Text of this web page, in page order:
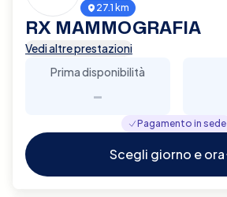
27.1 km
RX MAMMOGRAFIA
Vedi altre prestazioni
Prima disponibilità
-
Pagamento in sede
Scegli giorno e ora